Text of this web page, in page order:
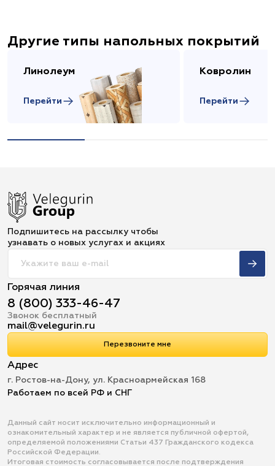
Другие типы напольных покрытий
Линолеум
Перейти
Ковролин
Перейти
Подпишитесь на рассылку чтобы
узнавать о новых услугах и акциях
Горячая линия
8 (800) 333-46-47
Звонок бесплатный
mail@velegurin.ru
Перезвоните мне
Адрес
г. Ростов-на-Дону, ул. Красноармейская 168
Работаем по всей РФ и СНГ
Данный сайт носит исключительно информационный и
ознакомительный характер и не является публичной офертой,
определяемой положениями Статьи 437 Гражданского кодекса
Российской Федерации.
Итоговая стоимость согласовывается после подтверждения